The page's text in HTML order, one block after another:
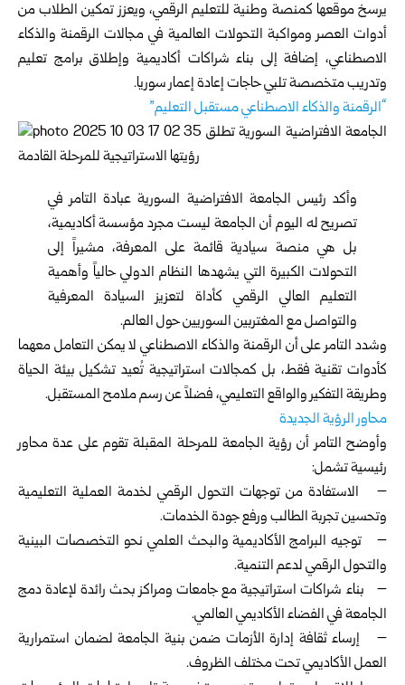
يرسخ موقعها كمنصة وطنية للتعليم الرقمي، ويعزز تمكين الطلاب من
أدوات العصر ومواكبة التحولات العالمية في مجالات الرقمنة والذكاء
الاصطناعي، إضافة إلى بناء شراكات أكاديمية وإطلاق برامج تعليم
وتدريب متخصصة تلبي حاجات إعادة إعمار سوريا.
“الرقمنة والذكاء الاصطناعي مستقبل التعليم”
وأكد رئيس الجامعة الافتراضية السورية عبادة التامر في
تصريح له اليوم أن الجامعة ليست مجرد مؤسسة أكاديمية،
بل هي منصة سيادية قائمة على المعرفة، مشيراً إلى
التحولات الكبيرة التي يشهدها النظام الدولي حالياً وأهمية
التعليم العالي الرقمي كأداة لتعزيز السيادة المعرفية
والتواصل مع المغتربين السوريين حول العالم.
وشدد التامر على أن الرقمنة والذكاء الاصطناعي لا يمكن التعامل معهما
كأدوات تقنية فقط، بل كمجالات استراتيجية تُعيد تشكيل بيئة الحياة
وطريقة التفكير والواقع التعليمي، فضلاً عن رسم ملامح المستقبل.
محاور الرؤية الجديدة
وأوضح التامر أن رؤية الجامعة للمرحلة المقبلة تقوم على عدة محاور
رئيسية تشمل:
– الاستفادة من توجهات التحول الرقمي لخدمة العملية التعليمية
وتحسين تجربة الطالب ورفع جودة الخدمات.
– توجيه البرامج الأكاديمية والبحث العلمي نحو التخصصات البينية
والتحول الرقمي لدعم التنمية.
– بناء شراكات استراتيجية مع جامعات ومراكز بحث رائدة لإعادة دمج
الجامعة في الفضاء الأكاديمي العالمي.
– إرساء ثقافة إدارة الأزمات ضمن بنية الجامعة لضمان استمرارية
العمل الأكاديمي تحت مختلف الظروف.